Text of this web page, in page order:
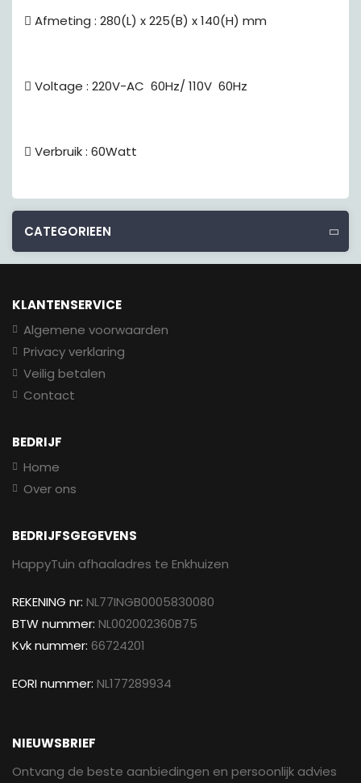
 Afmeting : 280(L) x 225(B) x 140(H) mm
 Voltage : 220V-AC  60Hz/ 110V  60Hz
 Verbruik : 60Watt
CATEGORIEEN
KLANTENSERVICE
Algemene voorwaarden
Privacy verklaring
Veilig betalen
Contact
BEDRIJF
Home
Over ons
BEDRIJFSGEGEVENS
HappyTuin afhaaladres te Enkhuizen
REKENING nr: NL77INGB0005830080
BTW nummer: NL002002360B75
Kvk nummer: 66724201
EORI nummer: NL177289934
NIEUWSBRIEF
Ontvang de beste aanbiedingen en persoonlijk advies